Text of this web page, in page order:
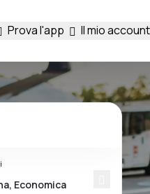
Prova l'app Il mio account